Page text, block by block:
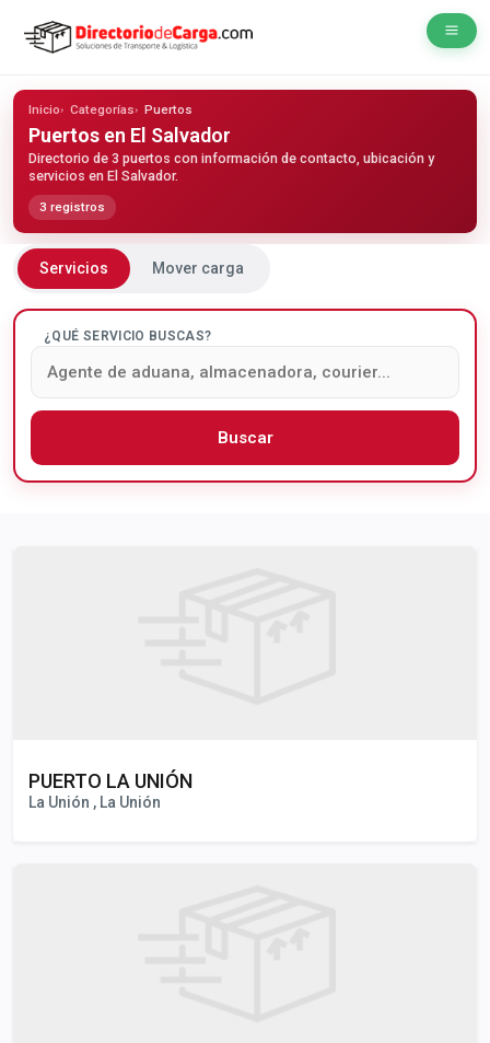
Inicio Categorías Puertos
Puertos en El Salvador
Directorio de 3 puertos con información de contacto, ubicación y
servicios en El Salvador.
3 registros
Servicios Mover carga
¿QUÉ SERVICIO BUSCAS?
Buscar
PUERTO LA UNIÓN
La Unión , La Unión